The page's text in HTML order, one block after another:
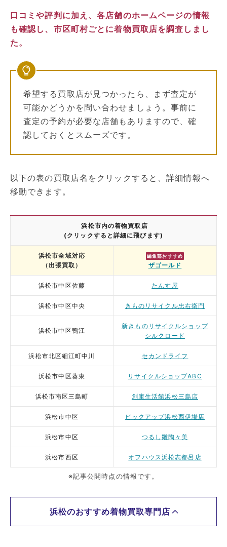
口コミや評判に加え、各店舗のホームページの情報
も確認し、市区町村ごとに着物買取店を調査しまし
た。
希望する買取店が見つかったら、まず査定が
可能かどうかを問い合わせましょう。事前に
査定の予約が必要な店舗もありますので、確
認しておくとスムーズです。
以下の表の買取店名をクリックすると、詳細情報へ
移動できます。
浜松市内の着物買取店
(クリックすると詳細に飛びます)
浜松市全域対応
（出張買取）
編集部おすすめ
ザゴールド
浜松市中区佐藤 たんす屋
浜松市中区中央 きものリサイクル忠右衛門
浜松市中区鴨江
新きものリサイクルショップ
シルクロード
浜松市北区細江町中川 セカンドライフ
浜松市中区葵東 リサイクルショップABC
浜松市南区三島町 創庫生活館浜松三島店
浜松市中区 ピックアップ浜松西伊場店
浜松市中区 つるし雛陶々美
浜松市西区 オフハウス浜松志都呂店
※記事公開時点の情報です。
浜松のおすすめ着物買取専門店